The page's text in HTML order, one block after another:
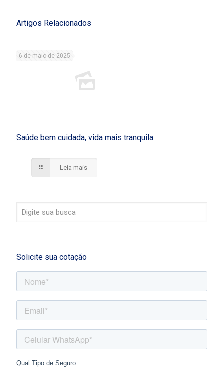
Artigos Relacionados
6 de maio de 2025
Saúde bem cuidada, vida mais tranquila
Leia mais
Solicite sua cotação